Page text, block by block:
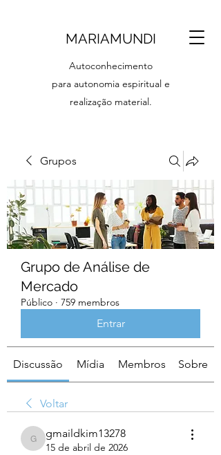
MARIAMUNDI
Autoconhecimento
para autonomia espiritual e
realização material.
Grupos
Grupo de Análise de
Mercado
Público · 759 membros
Entrar
Discussão Mídia Membros Sobre
Voltar
gmaildkim13278
gmaildkim13278
15 de abril de 2026